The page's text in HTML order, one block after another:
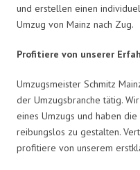
und erstellen einen
Umzug von Mainz nach Zug.
Profitiere von unserer
Umzugsmeister Schmitz
der Umzugsbranche tätig.
eines Umzugs und haben
reibungslos zu gestalten.
profitiere von unserem